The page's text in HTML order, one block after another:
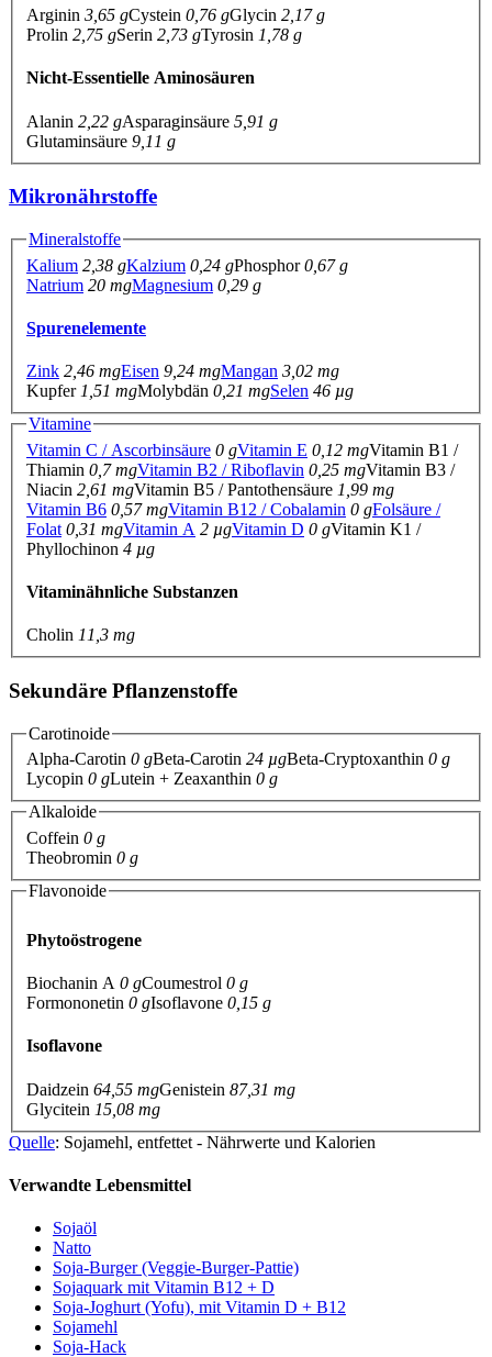
Arginin 3,65 gCystein 0,76 gGlycin 2,17 g
Prolin 2,75 gSerin 2,73 gTyrosin 1,78 g
Nicht-Essentielle Aminosäuren
Alanin 2,22 gAsparaginsäure 5,91 g
Glutaminsäure 9,11 g
Mikronährstoffe
Mineralstoffe
Kalium 2,38 gKalzium 0,24 gPhosphor0,67 g
Natrium 20 mgMagnesium 0,29 g
Spurenelemente
Zink 2,46 mgEisen 9,24 mgMangan 3,02 mg
Kupfer 1,51 mgMolybdän 0,21 mgSelen 46 µg
Vitamine
Vitamin C / Ascorbinsäure 0 gVitamin E 0,12 mgVitamin B1 /
Thiamin 0,7 mgVitamin B2 / Riboflavin 0,25 mgVitamin B3 /
Niacin 2,61 mgVitamin B5 / Pantothensäure 1,99 mg
Vitamin B6 0,57 mgVitamin B12 / Cobalamin 0 gFolsäure /
Folat 0,31 mgVitamin A 2 µgVitamin D 0 gVitamin K1 /
Phyllochinon 4 µg
Vitaminähnliche Substanzen
Cholin 11,3 mg
Sekundäre Pflanzenstoffe
Carotinoide
Alpha-Carotin 0 gBeta-Carotin 24 µgBeta-Cryptoxanthin 0 g
Lycopin 0 gLutein + Zeaxanthin 0 g
Alkaloide
Coffein 0 g
Theobromin 0 g
Flavonoide
Phytoöstrogene
Biochanin A 0 gCoumestrol 0 g
Formononetin 0 gIsoflavone 0,15 g
Isoflavone
Daidzein 64,55 mgGenistein 87,31 mg
Glycitein 15,08 mg
Quelle: Sojamehl, entfettet - Nährwerte und Kalorien
Verwandte Lebensmittel
Sojaöl
Natto
Soja-Burger (Veggie-Burger-Pattie)
Sojaquark mit Vitamin B12 + D
Soja-Joghurt (Yofu), mit Vitamin D + B12
Sojamehl
Soja-Hack